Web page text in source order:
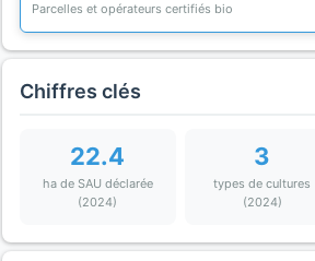
Parcelles et opérateurs certifiés bio
Chiffres clés
22.4
ha de SAU déclarée
(2024)
3
types de cultures
(2024)